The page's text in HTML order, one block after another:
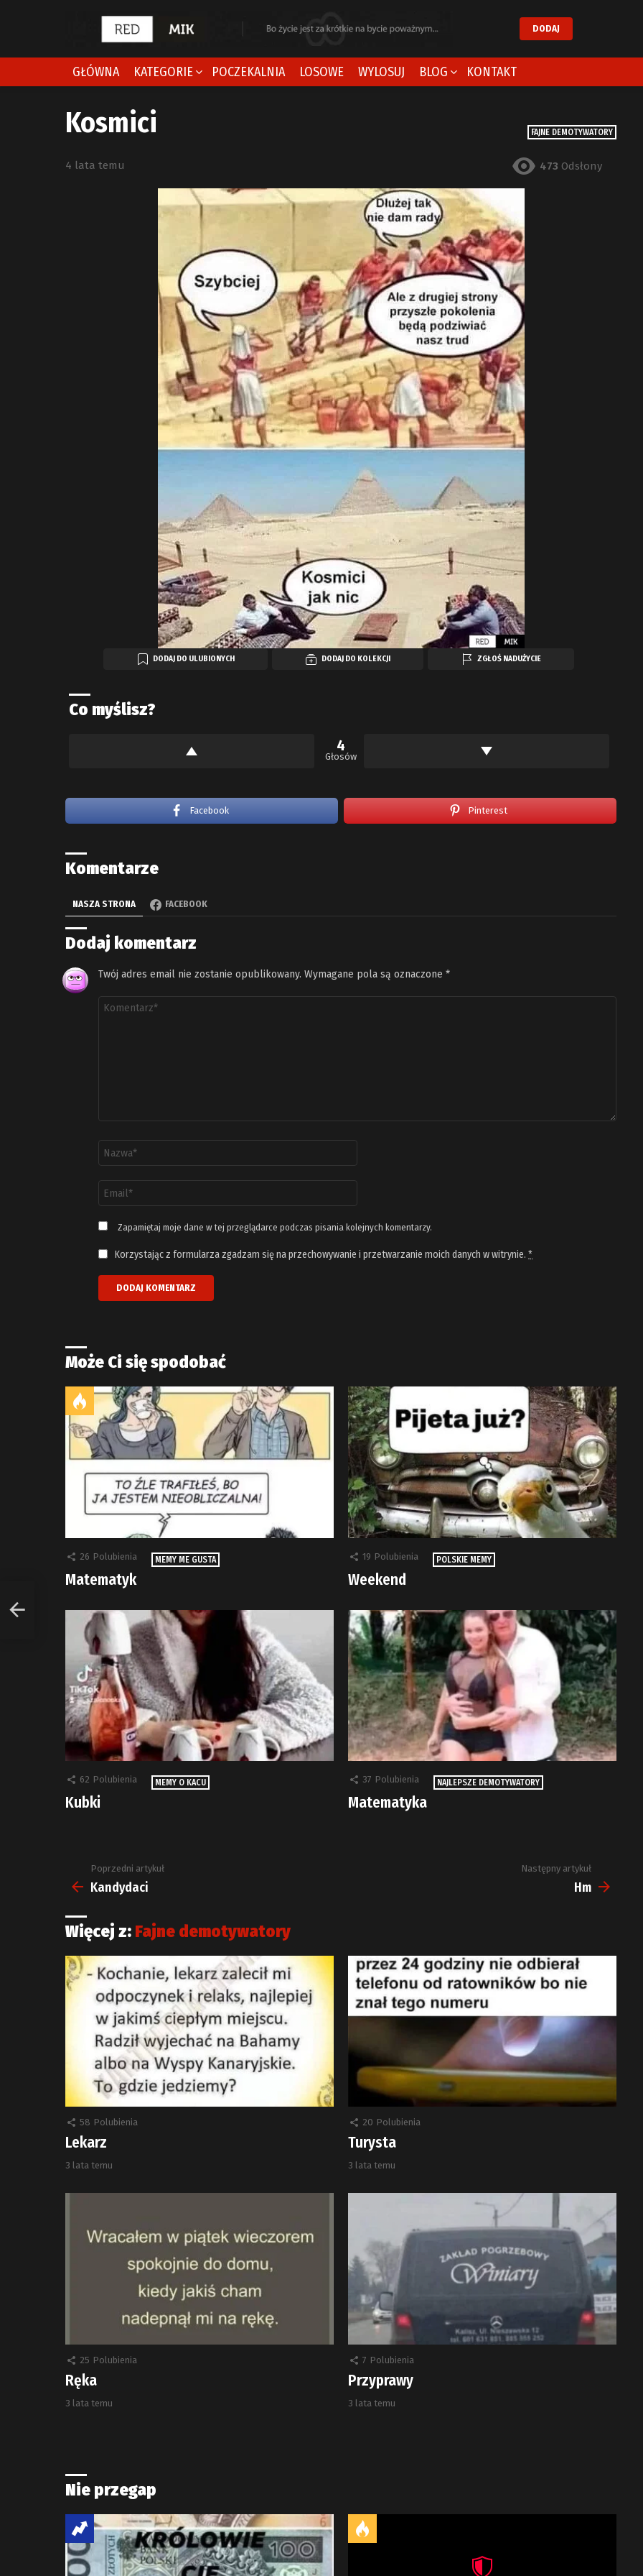
DODAJ
GŁÓWNA KATEGORIE POCZEKALNIA LOSOWE WYLOSUJ BLOG KONTAKT
FAJNE DEMOTYWATORY
Kosmici
4 lata temu 473 Odsłony
DODAJ DO ULUBIONYCH DODAJ DO KOLEKCJI ZGŁOŚ NADUŻYCIE
Co myślisz?
4
Głosów
Facebook Pinterest
Komentarze
NASZA STRONA FACEBOOK
Dodaj komentarz
Twój adres email nie zostanie opublikowany. Wymagane pola są oznaczone *
Komentarz
email
*
Zapamiętaj moje dane w tej przeglądarce podczas pisania kolejnych komentarzy.
Korzystając z formularza zgadzam się na przechowywanie i przetwarzanie moich danych w witrynie. *
Może Ci się spodobać
26 Polubienia MEMY ME GUSTA
Matematyk
19 Polubienia POLSKIE MEMY
Weekend
62 Polubienia MEMY O KACU
Kubki
37 Polubienia NAJLEPSZE DEMOTYWATORY
Matematyka
Zobacz
więcej
Poprzedni artykuł
Kandydaci
Następny artykuł
Hm
Więcej z: Fajne demotywatory
58 Polubienia
Lekarz
3 lata temu
20 Polubienia
Turysta
3 lata temu
25 Polubienia
Ręka
3 lata temu
7 Polubienia
Przyprawy
3 lata temu
Nie przegap